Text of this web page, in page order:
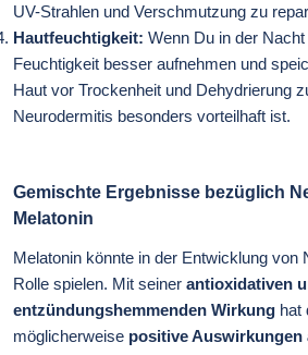
UV-Strahlen und Verschmutzung zu
Hautfeuchtigkeit: Wenn Du in der
Feuchtigkeit besser aufnehmen und
Haut vor Trockenheit und Dehydrierung
Neurodermitis besonders vorteilhaft ist.
Gemischte Ergebnisse bezüglich
Melatonin
Melatonin könnte in der Entwicklung von
Rolle spielen. Mit seiner antioxidativen
entzündungshemmenden Wirkung hat
möglicherweise positive Auswirkungen